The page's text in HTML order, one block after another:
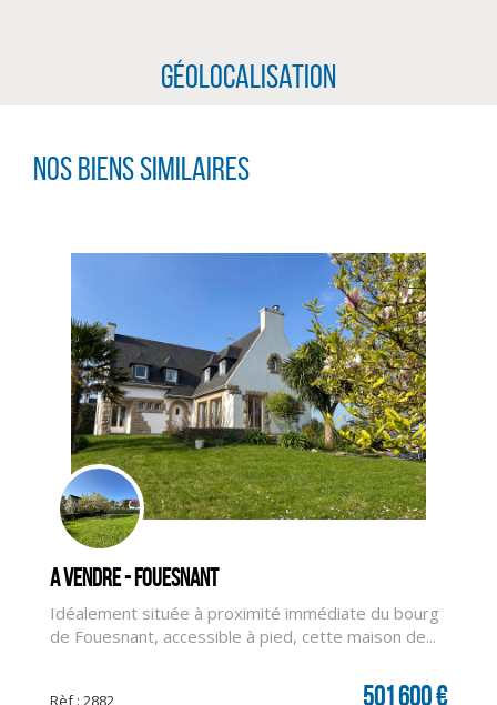
CLIQUER ICI POUR AGRANDIR
CLIQUER ICI POUR AGRANDIR
Géolocalisation
Nos biens similaires
A vendre - FOUESNANT
Idéalement située à proximité immédiate du bourg
de Fouesnant, accessible à pied, cette maison de...
Rèf : 2882 501 600 €